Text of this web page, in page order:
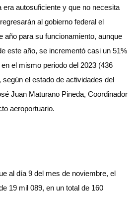
autosuficiente y que no necesita
al gobierno federal el
año para su funcionamiento, aunque
este año, se incrementó casi un 51%
el mismo periodo del 2023 (436
el estado de actividades del
Juan Maturano Pineda, Coordinador
aeroportuario.
al día 9 del mes de noviembre, el
19 mil 089, en un total de 160